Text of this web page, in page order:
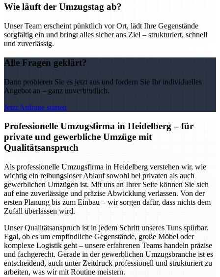
Wie läuft der Umzugstag ab?
Unser Team erscheint pünktlich vor Ort, lädt Ihre Gegenstände
sorgfältig ein und bringt alles sicher ans Ziel – strukturiert, schnell
und zuverlässig.
Alle Fragen geklärt?
Dann probieren Sie es jetzt aus und fordern Sie Ihr individuelles
Angebot an – ganz unverbindlich.
Jetzt Anfrage starten
Professionelle Umzugsfirma in Heidelberg – für
private und gewerbliche Umzüge mit
Qualitätsanspruch
Als professionelle Umzugsfirma in Heidelberg verstehen wir, wie
wichtig ein reibungsloser Ablauf sowohl bei privaten als auch
gewerblichen Umzügen ist. Mit uns an Ihrer Seite können Sie sich
auf eine zuverlässige und präzise Abwicklung verlassen. Von der
ersten Planung bis zum Einbau – wir sorgen dafür, dass nichts dem
Zufall überlassen wird.
Unser Qualitätsanspruch ist in jedem Schritt unseres Tuns spürbar.
Egal, ob es um empfindliche Gegenstände, große Möbel oder
komplexe Logistik geht – unsere erfahrenen Teams handeln präzise
und fachgerecht. Gerade in der gewerblichen Umzugsbranche ist es
entscheidend, auch unter Zeitdruck professionell und strukturiert zu
arbeiten, was wir mit Routine meistern.